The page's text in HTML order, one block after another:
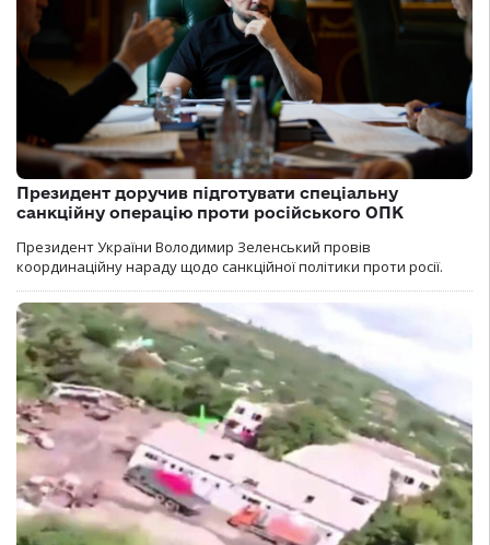
Президент доручив підготувати спеціальну
санкційну операцію проти російського ОПК
Президент України Володимир Зеленський провів
координаційну нараду щодо санкційної політики проти росії.